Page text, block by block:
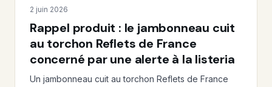
2 juin 2026
Rappel produit : le jambonneau cuit
au torchon Reflets de France
concerné par une alerte à la listeria
Un jambonneau cuit au torchon Reflets de France